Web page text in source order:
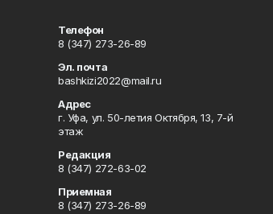
Телефон
8 (347) 273-26-89
Эл. почта
bashkizi2022@mail.ru
Адрес
г. Уфа, ул. 50-летия Октября, 13, 7-й
этаж
Редакция
8 (347) 272-63-02
Приемная
8 (347) 273-26-89